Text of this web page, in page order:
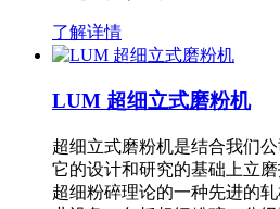
了解详情
LUM 超细立式磨粉机
超细立式磨粉机是结合我们
它的设计和研究的基础上立
超细粉碎理论的一种先进的